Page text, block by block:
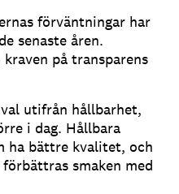
förväntningar har
senaste åren.
på transparens
utifrån hållbarhet,
i dag. Hållbara
ha bättre kvalitet, och
smaken med